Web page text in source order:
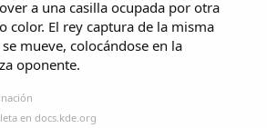
a una casilla ocupada por otra
color. El rey captura de la misma
mueve, colocándose en la
oponente.
en docs.kde.org